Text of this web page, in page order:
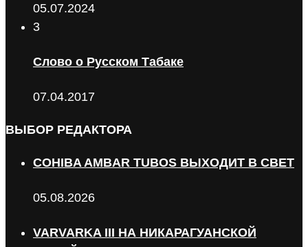
05.07.2024
3
Слово о Русском Табаке
07.04.2017
ВЫБОР РЕДАКТОРА
COHIBA AMBAR TUBOS ВЫХОДИТ В СВЕТ
05.08.2026
VARVARKA III НА НИКАРАГУАНСКОЙ